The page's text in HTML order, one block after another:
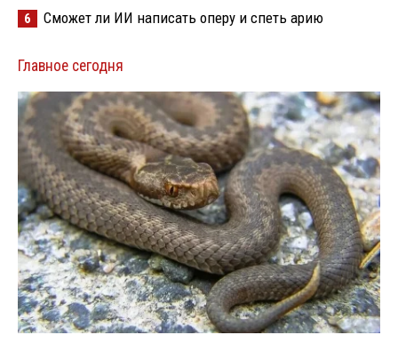
6 Сможет ли ИИ написать оперу и спеть арию
Главное сегодня